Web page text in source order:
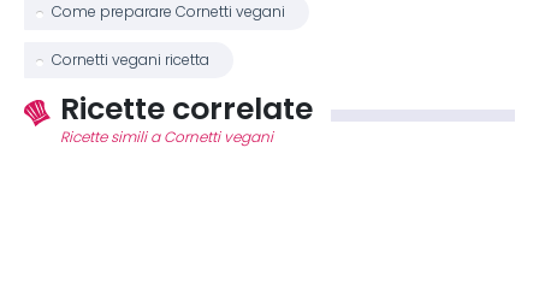
Come preparare Cornetti vegani
Cornetti vegani ricetta
Ricette correlate
Ricette simili a Cornetti vegani